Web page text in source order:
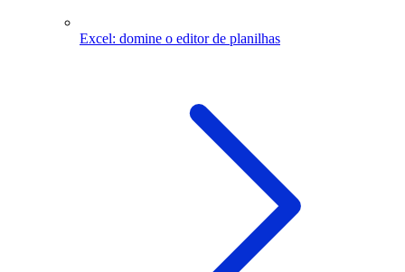
Excel: domine o editor de planilhas